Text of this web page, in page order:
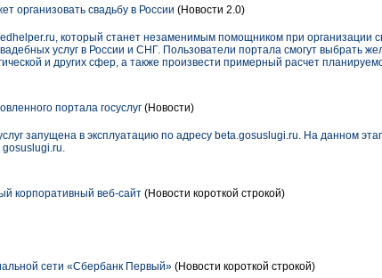
организовать свадьбу в России (Новости 2.0)
который станет незаменимым помощником при организации
услуг в России и СНГ. Пользователи портала смогут выбрать
и других сфер, а также произвести примерный расчет
портала госуслуг (Новости)
запущена в эксплуатацию по адресу beta.gosuslugi.ru. На данном
gosuslugi.ru.
корпоративный веб-сайт (Новости короткой строкой)
сети «Сбербанк Первый» (Новости короткой строкой)